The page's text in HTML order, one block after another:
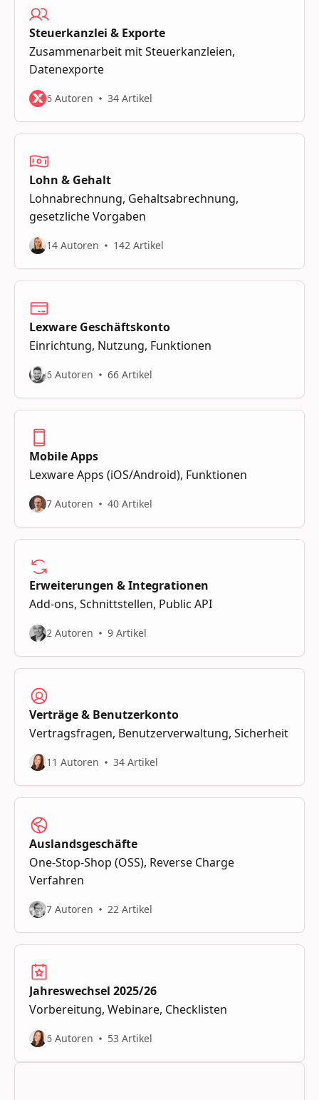
Steuerkanzlei & Exporte
Zusammenarbeit mit Steuerkanzleien,
Datenexporte
6 Autoren 34 Artikel
Lohn & Gehalt
Lohnabrechnung, Gehaltsabrechnung,
gesetzliche Vorgaben
14 Autoren 142 Artikel
Lexware Geschäftskonto
Einrichtung, Nutzung, Funktionen
6 Autoren 66 Artikel
Mobile Apps
Lexware Apps (iOS/Android), Funktionen
7 Autoren 40 Artikel
Erweiterungen & Integrationen
Add-ons, Schnittstellen, Public API
2 Autoren 9 Artikel
Verträge & Benutzerkonto
Vertragsfragen, Benutzerverwaltung, Sicherheit
11 Autoren 34 Artikel
Auslandsgeschäfte
One-Stop-Shop (OSS), Reverse Charge
Verfahren
7 Autoren 22 Artikel
Jahreswechsel 2025/26
Vorbereitung, Webinare, Checklisten
6 Autoren 53 Artikel